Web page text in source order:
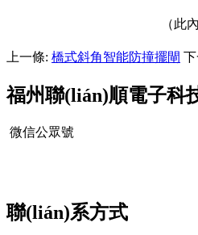
（此
上一條: 橋式斜角智能防撞擺閘
福州聯(lián)順電子科
微信公眾號
聯(lián)系方式